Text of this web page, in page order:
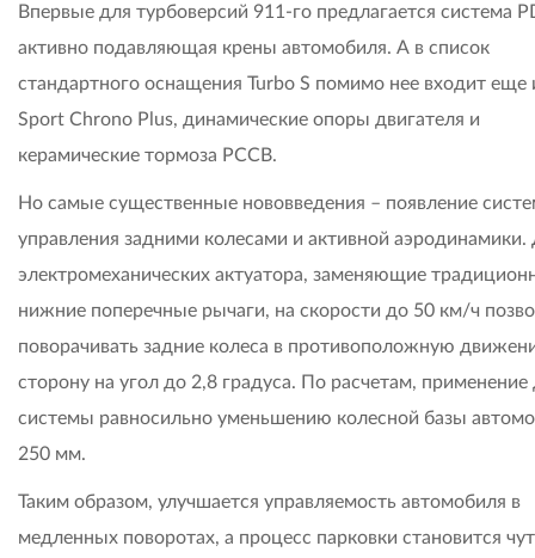
Впервые для турбоверсий 911-го предлагается система
активно подавляющая крены автомобиля. А в список
стандартного оснащения Turbo S помимо нее входит еще
Sport Chrono Plus, динамические опоры двигателя и
керамические тормоза PCCB.
Но самые существенные нововведения – появление
управления задними колесами и активной аэродинамики.
электромеханических актуатора, заменяющие
нижние поперечные рычаги, на скорости до 50 км/ч
поворачивать задние колеса в противоположную
сторону на угол до 2,8 градуса. По расчетам, применение
системы равносильно уменьшению колесной базы
250 мм.
Таким образом, улучшается управляемость автомобиля в
медленных поворотах, а процесс парковки становится